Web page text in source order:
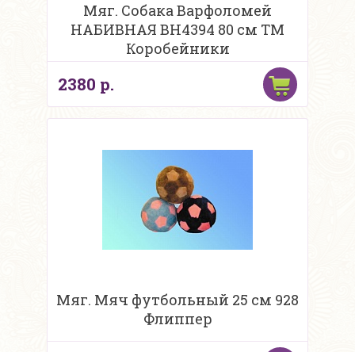
Мяг. Собака Варфоломей
НАБИВНАЯ BH4394 80 см ТМ
Коробейники
2380 р.
Мяг. Мяч футбольный 25 см 928
Флиппер